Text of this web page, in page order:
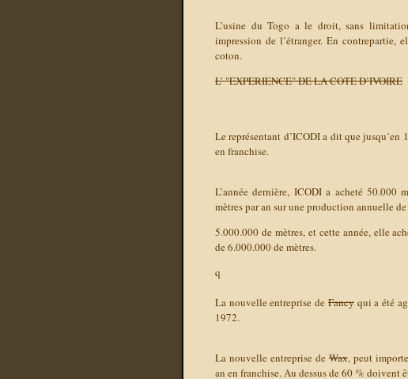
L’usine du Togo a le droit, sans
impression de l’étranger. En contrepartie,
coton.
L’ "EXPERIENCE" DE LA COTE D’IVOIRE
Le représentant d’ICODI a dit que
en franchise.
L’année dernière, ICODI a acheté 50.000
mètres par an sur une production annuelle de
5.000.000 de mètres, et cette année, elle
de 6.000.000 de mètres.
q
La nouvelle entreprise de Fancyqui a été
1972.
La nouvelle entreprise deWax, peut
an en franchise. Au dessus de 60 % doivent